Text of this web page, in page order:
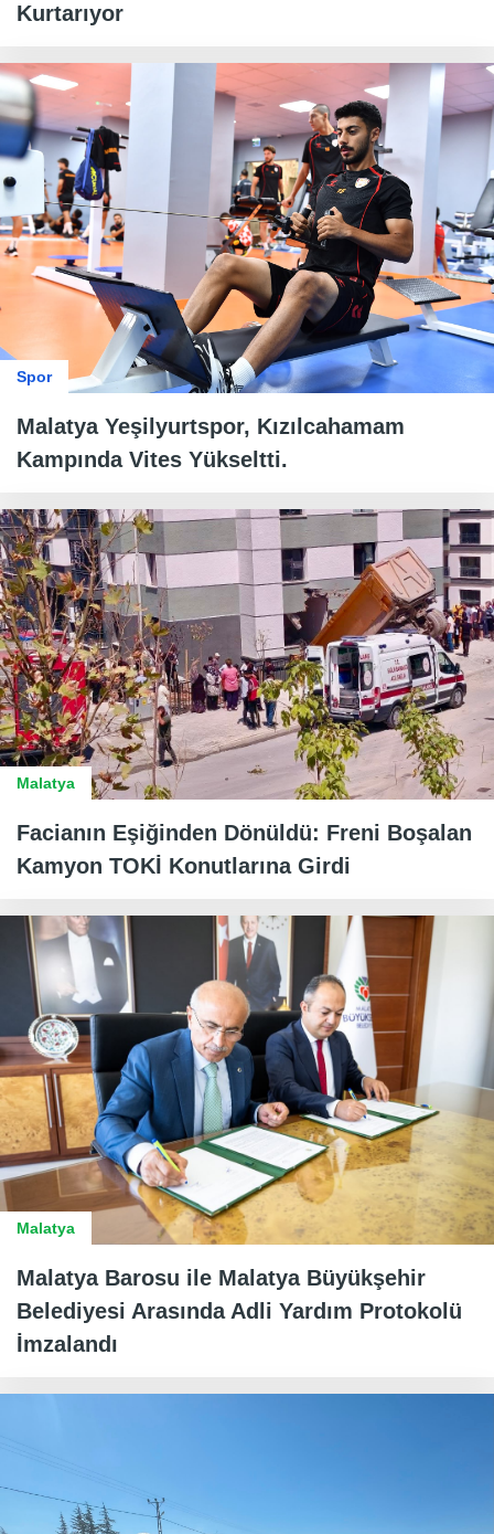
Kurtarıyor
Spor
Malatya Yeşilyurtspor, Kızılcahamam
Kampında Vites Yükseltti.
Malatya
Facianın Eşiğinden Dönüldü: Freni Boşalan
Kamyon TOKİ Konutlarına Girdi
Malatya
Malatya Barosu ile Malatya Büyükşehir
Belediyesi Arasında Adli Yardım Protokolü
İmzalandı